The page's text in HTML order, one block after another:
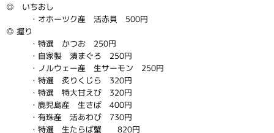
◎ いちおし
・オホーツク産 活赤貝 500円
◎ 握り
・特選 かつお 250円
・自家製 漬まぐろ 250円
・ノルウェー産 生サーモン 250円
・特選 炙りくじら 320円
・特選 特大甘えび 320円
・鹿児島産 生さば 400円
・有珠産 活あわび 730円
・特選 生たらば蟹 820円